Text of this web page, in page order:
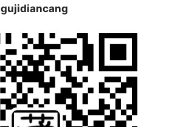
gujidiancang